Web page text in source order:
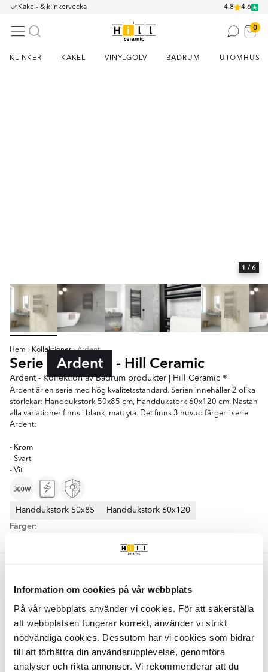
Information om cookies på vår webbplats
På vår webbplats använder vi cookies. För att säkerställa
att webbplatsen fungerar korrekt, använder vi strikt
nödvändiga cookies. Dessutom har vi cookies som bidrar
till att förbättra din användarupplevelse, genomföra
analyser och rikta annonser. Vi rekommenderar att du
Kakel- & klinkervecka 4.8 4.6
0
KLINKER KAKEL VINYLGOLV BADRUM UTOMHUS
Hem Kollektioner Ardent
Serie Ardent - Hill Ceramic
Ardent - Kollektion av Badrum produkter | Hill Ceramic ®
Ardent är en serie med hög kvalitetsstandard. Serien innehåller 2 olika
storlekar: Handdukstork 50x85 cm, Handdukstork 60x120 cm. Nästan
alla variationer finns i blank, matt yta. Det finns 3 huvud färger i serie
Ardent:
- Krom
- Svart
- Vit
Handdukstork 50x85 Handdukstork 60x120
Färger:
1 / 6
Krom Blank 50x80 cm
BDIS4114
Yta:Blank
Material: Stål
2099 -50%
El Handdukstork 400 W
Krom Blank 60x120 cm
BDIS4117
Yta: Blank
Material:Stål
2519